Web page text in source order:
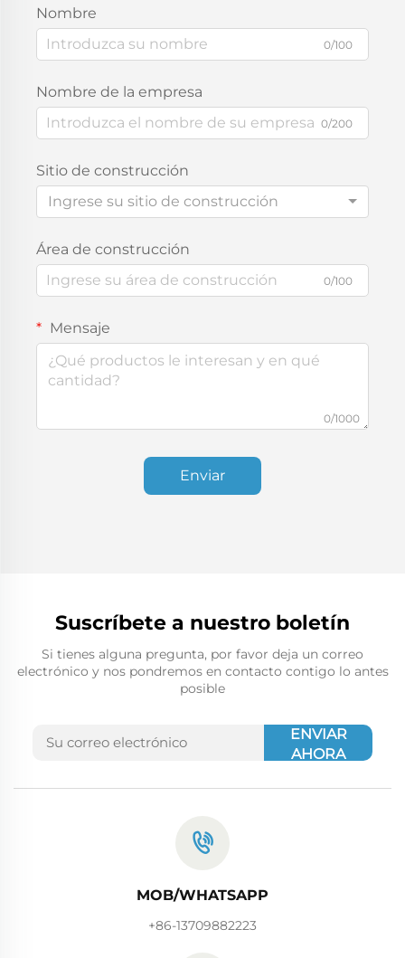
Nombre
0/100
Nombre de la empresa
0/200
Sitio de construcción
Ingrese su sitio de construcción
Área de construcción
0/100
Mensaje
0/1000
Enviar
Suscríbete a nuestro boletín
Si tienes alguna pregunta, por favor deja un correo
electrónico y nos pondremos en contacto contigo lo antes
posible
ENVIAR
AHORA
MOB/WHATSAPP
+86-13709882223